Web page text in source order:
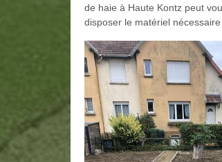
de haie à Haute Kontz peut
disposer le matériel